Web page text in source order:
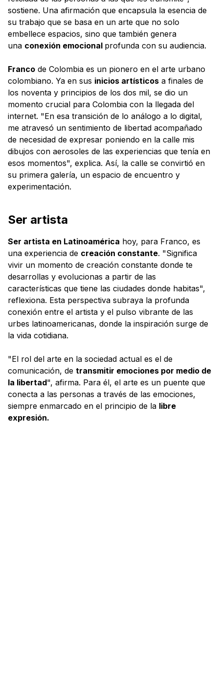
sostiene. Una afirmación que encapsula la esencia de
su trabajo que se basa en un arte que no solo
embellece espacios, sino que también genera
una conexión emocional profunda con su audiencia.
Franco de Colombia es un pionero en el arte urbano
colombiano. Ya en sus inicios artísticos a finales de
los noventa y principios de los dos mil, se dio un
momento crucial para Colombia con la llegada del
internet. "En esa transición de lo análogo a lo digital,
me atravesó un sentimiento de libertad acompañado
de necesidad de expresar poniendo en la calle mis
dibujos con aerosoles de las experiencias que tenía en
esos momentos", explica. Así, la calle se convirtió en
su primera galería, un espacio de encuentro y
experimentación.
Ser artista
Ser artista en Latinoamérica hoy, para Franco, es
una experiencia de creación constante. "Significa
vivir un momento de creación constante donde te
desarrollas y evolucionas a partir de las
características que tiene las ciudades donde habitas",
reflexiona. Esta perspectiva subraya la profunda
conexión entre el artista y el pulso vibrante de las
urbes latinoamericanas, donde la inspiración surge de
la vida cotidiana.
"El rol del arte en la sociedad actual es el de
comunicación, de transmitir emociones por medio de
la libertad", afirma. Para él, el arte es un puente que
conecta a las personas a través de las emociones,
siempre enmarcado en el principio de la libre
expresión.